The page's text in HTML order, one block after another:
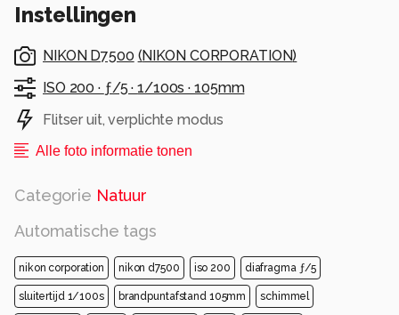
Instellingen
NIKON D7500 (NIKON CORPORATION)
ISO 200 · ƒ/5 ·1/100s ·105mm
Flitser uit, verplichte modus
Alle foto informatie tonen
Categorie Natuur
Automatische tags
nikon corporation nikon d7500 iso 200 diafragma ƒ/5
sluitertijd 1/100s brandpuntafstand 105mm schimmel